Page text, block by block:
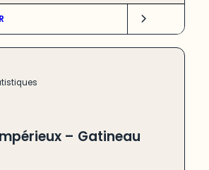
– Gatineau